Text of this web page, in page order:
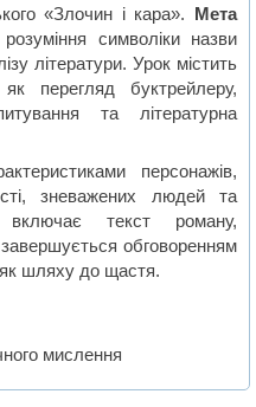
«Злочин і кара». Мета
символіки назви
літератури. Урок містить
як перегляд буктрейлеру,
та літературна
персонажів,
зневажених людей та
текст роману,
завершується обговоренням
шляху до щастя.
мислення